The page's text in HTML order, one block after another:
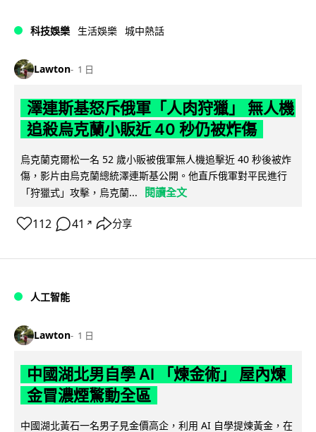
科技娛樂 生活娛樂 城中熱話
Lawton 1 日
澤連斯基怒斥俄軍「人肉狩獵」 無人機
追殺烏克蘭小販近 40 秒仍被炸傷
烏克蘭克爾松一名 52 歲小販被俄軍無人機追擊近 40 秒後被炸
傷，影片由烏克蘭總統澤連斯基公開。他直斥俄軍對平民進行
「狩獵式」攻擊，烏克蘭...
閱讀全文
112 41 ↗ 分享
人工智能
Lawton 1 日
中國湖北男自學 AI 「煉金術」 屋內煉
金冒濃煙驚動全區
中國湖北黃石一名男子見金價高企，利用 AI 自學提煉黃金，在